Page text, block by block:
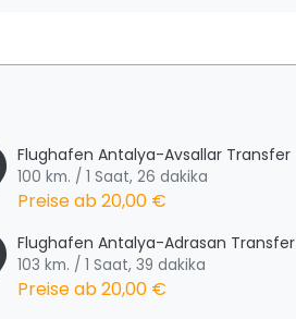
Flughafen Antalya-Avsallar Transfer
100 km. / 1 Saat, 26 dakika
Preise ab20,00 €
Flughafen Antalya-Adrasan Transfer
103 km. / 1 Saat, 39 dakika
Preise ab20,00 €